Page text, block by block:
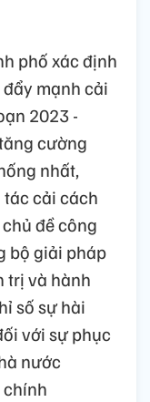
phố xác định
mạnh cải
2023 -
cường
nhất,
cải cách
đề công
bộ giải pháp
trị và hành
số sự hài
với sự phục
nước
chính